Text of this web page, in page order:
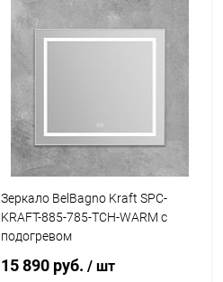
В корзину
Зеркало BelBagno Kraft SPC-
KRAFT-885-785-TCH-WARM с
подогревом
15 890 руб. / шт